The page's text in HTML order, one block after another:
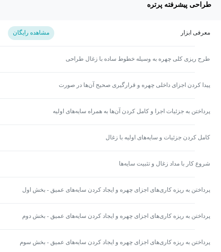
طراحی پیشرفته پرتره
معرفی ابزار مشاهده رایگان
طرح ریزی کلی چهره به وسیله خطوط ساده با زغال طراحی
پیدا کردن اجزای داخلی چهره و قرارگیری صحیح آن‌ها در صورت
پرداختن به جزئیات اجرا و کامل کردن آن‌ها به همراه سایه‌های اولیه
کامل کردن جزئیات و سایه‌های اولیه با زغال
شروع کار با مداد زغال و تثبیت سایه‌ها
پرداختن به ریزه کاری‌های اجزای چهره و ایجاد کردن سایه‌های عمیق - بخش اول
پرداختن به ریزه کاری‌های اجزای چهره و ایجاد کردن سایه‌های عمیق - بخش دوم
پرداختن به ریزه کاری‌های اجزای چهره و ایجاد کردن سایه‌های عمیق - بخش سوم